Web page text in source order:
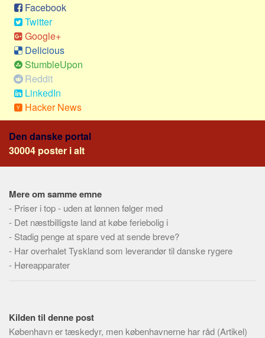
Aspekter
Køb og salg
Økonomi
Jura og regler
Skatter og afgifter
Statistik
Praktisk
Alle
Meta
Dokumenttyper
Emner
Skribenter
Personer
Steder
Webstedet
Facebook
Twitter
Google+
Delicious
StumbleUpon
Reddit
LinkedIn
Hacker News
Den danske portal
30004 poster i alt
Mere om samme emne
- Priser i top - uden at lønnen følger med
- Det næstbilligste land at købe feriebolig i
- Stadig penge at spare ved at sende breve?
- Har overhalet Tyskland som leverandør til danske rygere
- Høreapparater
Kilden til denne post
København er tæskedyr, men københavnerne har råd (Artikel)